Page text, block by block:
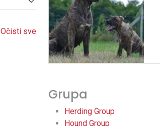
Očisti sve
Grupa
Herding Group
Hound Group